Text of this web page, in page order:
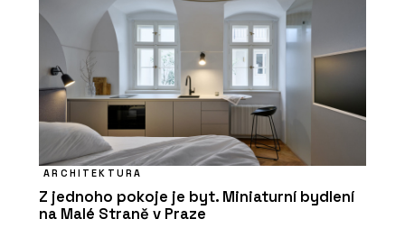
ARCHITEKTURA
Z jednoho pokoje je byt. Miniaturní bydlení
na Malé Straně v Praze